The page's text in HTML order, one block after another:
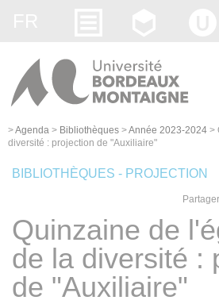
>Agenda > Bibliothèques >Année 2023-2024 >
diversité : projection de "Auxiliaire"
BIBLIOTHÈQUES - PROJECTION
Partager
Quinzaine de
de la diversité :
de "Auxiliaire"